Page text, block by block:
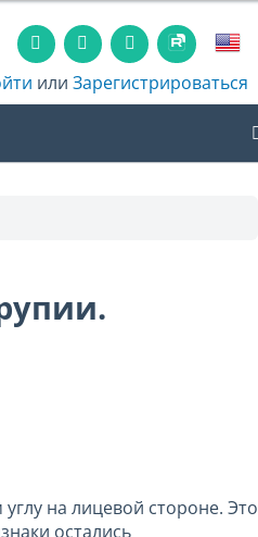
илиЗарегистрироваться
на лицевой стороне. Это
остались